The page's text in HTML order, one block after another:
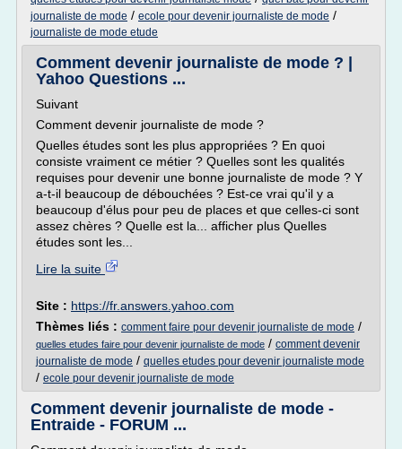
journaliste de mode / ecole pour devenir journaliste de mode /
journaliste de mode etude
Comment devenir journaliste de mode ? |
Yahoo Questions ...
Suivant
Comment devenir journaliste de mode ?
Quelles études sont les plus appropriées ? En quoi
consiste vraiment ce métier ? Quelles sont les qualités
requises pour devenir une bonne journaliste de mode ? Y
a-t-il beaucoup de débouchées ? Est-ce vrai qu'il y a
beaucoup d'élus pour peu de places et que celles-ci sont
assez chères ? Quelle est la... afficher plus Quelles
études sont les...
Lire la suite
Site : https://fr.answers.yahoo.com
Thèmes liés : comment faire pour devenir journaliste de mode /
quelles etudes faire pour devenir journaliste de mode / comment devenir
journaliste de mode / quelles etudes pour devenir journaliste mode
/ ecole pour devenir journaliste de mode
Comment devenir journaliste de mode -
Entraide - FORUM ...